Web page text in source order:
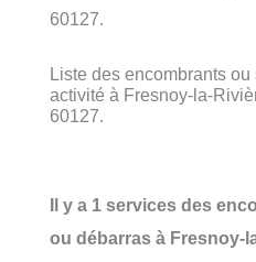
60127.
Liste des encombrants
activité à Fresnoy-la-
60127.
Il y a 1 services des
ou débarras à Fresnoy-